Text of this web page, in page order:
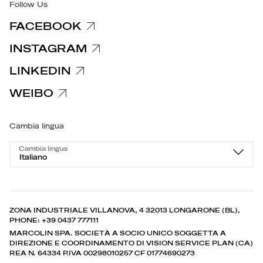
Follow Us
FACEBOOK
INSTAGRAM
LINKEDIN
WEIBO
Cambia lingua
Cambia lingua
Italiano
ZONA INDUSTRIALE VILLANOVA, 4 32013 LONGARONE (BL),
PHONE: +39 0437 777111
MARCOLIN SPA. SOCIETÀ A SOCIO UNICO SOGGETTA A
DIREZIONE E COORDINAMENTO DI VISION SERVICE PLAN (CA)
REA N. 64334 P.IVA 00298010257 CF 01774690273